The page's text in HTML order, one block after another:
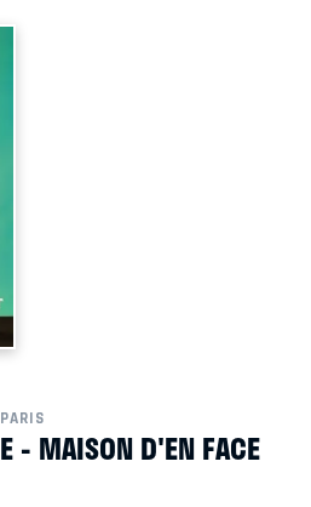
PARIS
- MAISON D'EN FACE